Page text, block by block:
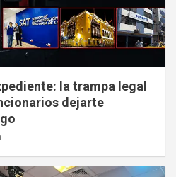
la trampa legal
dejarte